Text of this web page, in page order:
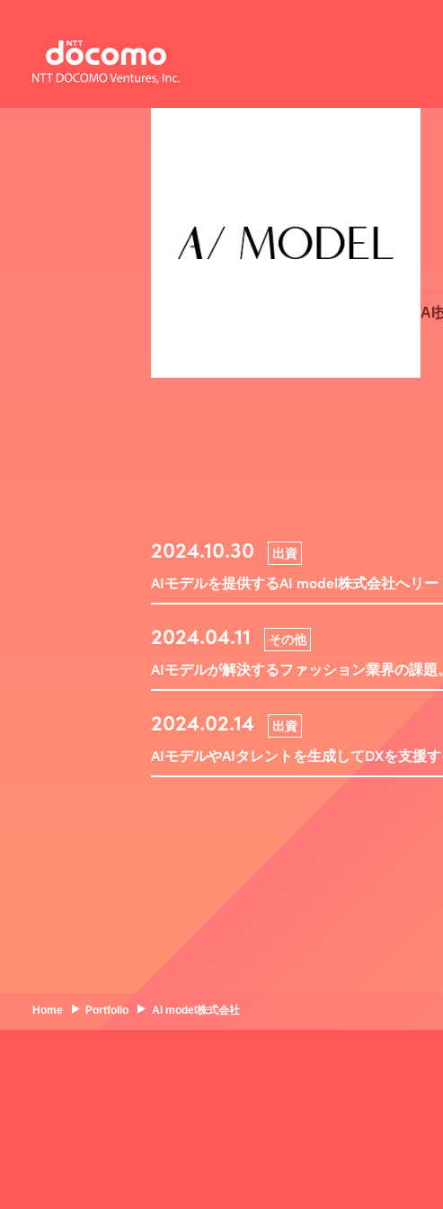
AI
2024.10.30 出資
AIモデルを提供するAI model株式会社へリ
2024.04.11 その他
AIモデルが解決するファッション業界の課
2024.02.14 出資
AIモデルやAIタレントを生成してDXを支援
Home Portfolio AI model株式会社